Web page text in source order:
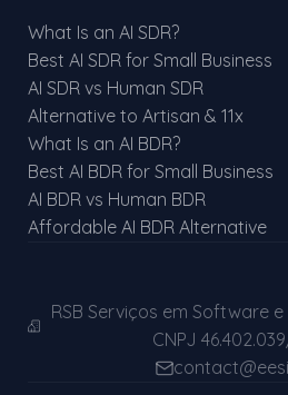
What Is an AI SDR?
Best AI SDR for Small Business
AI SDR vs Human SDR
Alternative to Artisan & 11x
What Is an AI BDR?
Best AI BDR for Small Business
AI BDR vs Human BDR
Affordable AI BDR Alternative
RSB Serviços em Software
CNPJ